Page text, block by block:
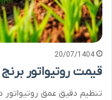
20/07/1404
قیمت روتیواتور
تنظیم دقیق عمق روتیواتور